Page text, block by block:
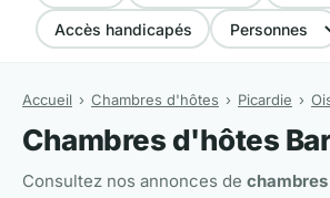
Accès handicapés
Accueil Chambres d'hôtes Picardie
Chambres d'hôtes
Consultez nos annonces de